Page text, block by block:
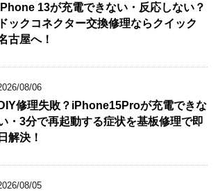
13が充電できない・反応しない？
ドックコネクター交換修理ならクイック
古屋へ！
08/06
DIY修理失敗？iPhone15Proが充電できな
・3分で再起動する症状を基板修理で即
日解決！
08/05